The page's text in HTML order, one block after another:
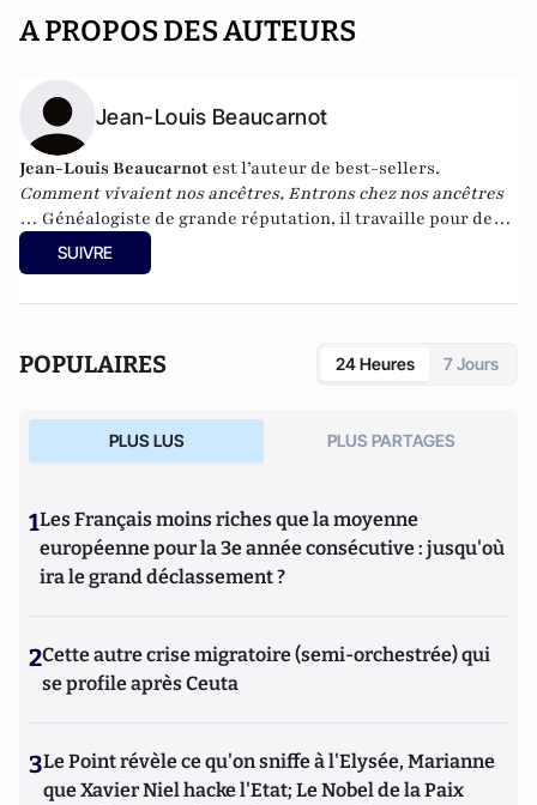
A PROPOS DES AUTEURS
Jean-Louis Beaucarnot
Jean-Louis Beaucarnot est l’auteur de best-sellers.
Comment vivaient nos ancêtres, Entrons chez nos ancêtres
… Généalogiste de grande réputation, il travaille pour de
nombreux médias et tient en particulier une chronique
hebdomadaire dans le
SUIVRE
POPULAIRES 24 Heures 7 Jours
PLUS LUS PLUS PARTAGES
1Les Français moins riches que la moyenne
européenne pour la 3e année consécutive : jusqu'où
ira le grand déclassement ?
2Cette autre crise migratoire (semi-orchestrée) qui
se profile après Ceuta
3Le Point révèle ce qu'on sniffe à l'Elysée, Marianne
que Xavier Niel hacke l'Etat; Le Nobel de la Paix